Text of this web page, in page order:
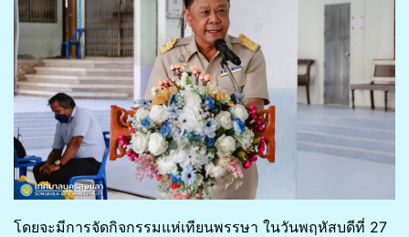
โดยจะมีการจัดกิจกรรมแห่เทียนพรรษา ในวันพฤหัสบดีที่ 27